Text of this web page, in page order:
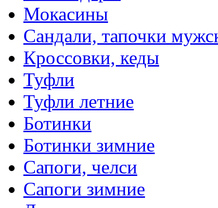
Мокасины
Сандали, тапочки
Кроссовки, кеды
Туфли
Туфли летние
Ботинки
Ботинки зимние
Сапоги, челси
Сапоги зимние